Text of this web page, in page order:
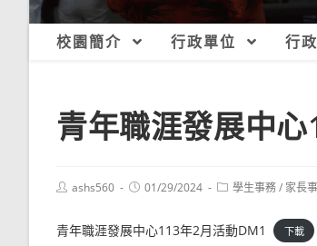
校園簡介 行政單位 行
青年職涯發展中
Postashs560
Post01/29/2024
Post學生事務/ 家長
青年職涯發展中心113年2月活動DM1 下載